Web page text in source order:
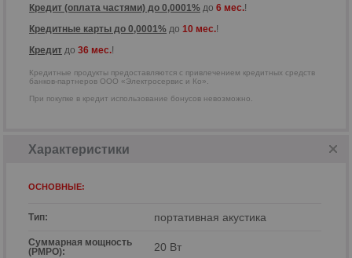
р
Кредит (оплата частями) до 0,0001% до 6 мес.!
Кредитные карты до 0,0001% до 10 мес.!
Кредит до 36 мес.!
Кредитные продукты предоставляются с привлечением кредитных средств
банков-партнеров ООО «Электросервис и Ко».
При покупке в кредит использование бонусов невозможно.
Характеристики
ОСНОВНЫЕ:
Тип: портативная акустика
Суммарная мощность
(PMPO):
20 Вт